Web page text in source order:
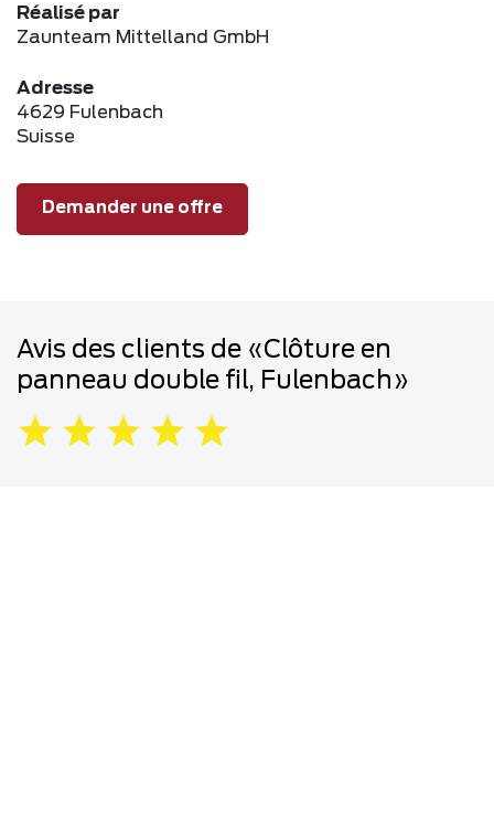
Réalisé par
Zaunteam Mittelland GmbH
Adresse
4629 Fulenbach
Suisse
Demander une offre
Avis des clients de «Clôture en
panneau double fil, Fulenbach»